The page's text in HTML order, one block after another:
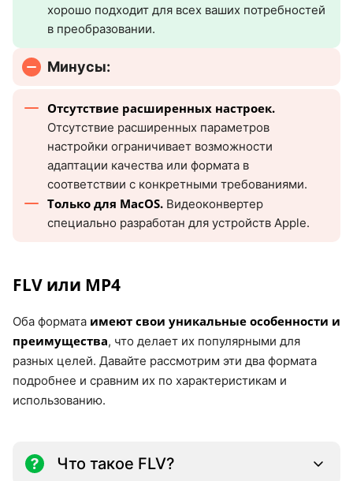
хорошо подходит для всех ваших потребностей
в преобразовании.
Минусы:
Отсутствие расширенных настроек.
Отсутствие расширенных параметров
настройки ограничивает возможности
адаптации качества или формата в
соответствии с конкретными требованиями.
Только для MacOS. Видеоконвертер
специально разработан для устройств Apple.
FLV или MP4
Оба формата имеют свои уникальные особенности и
преимущества, что делает их популярными для
разных целей. Давайте рассмотрим эти два формата
подробнее и сравним их по характеристикам и
использованию.
Что такое FLV?